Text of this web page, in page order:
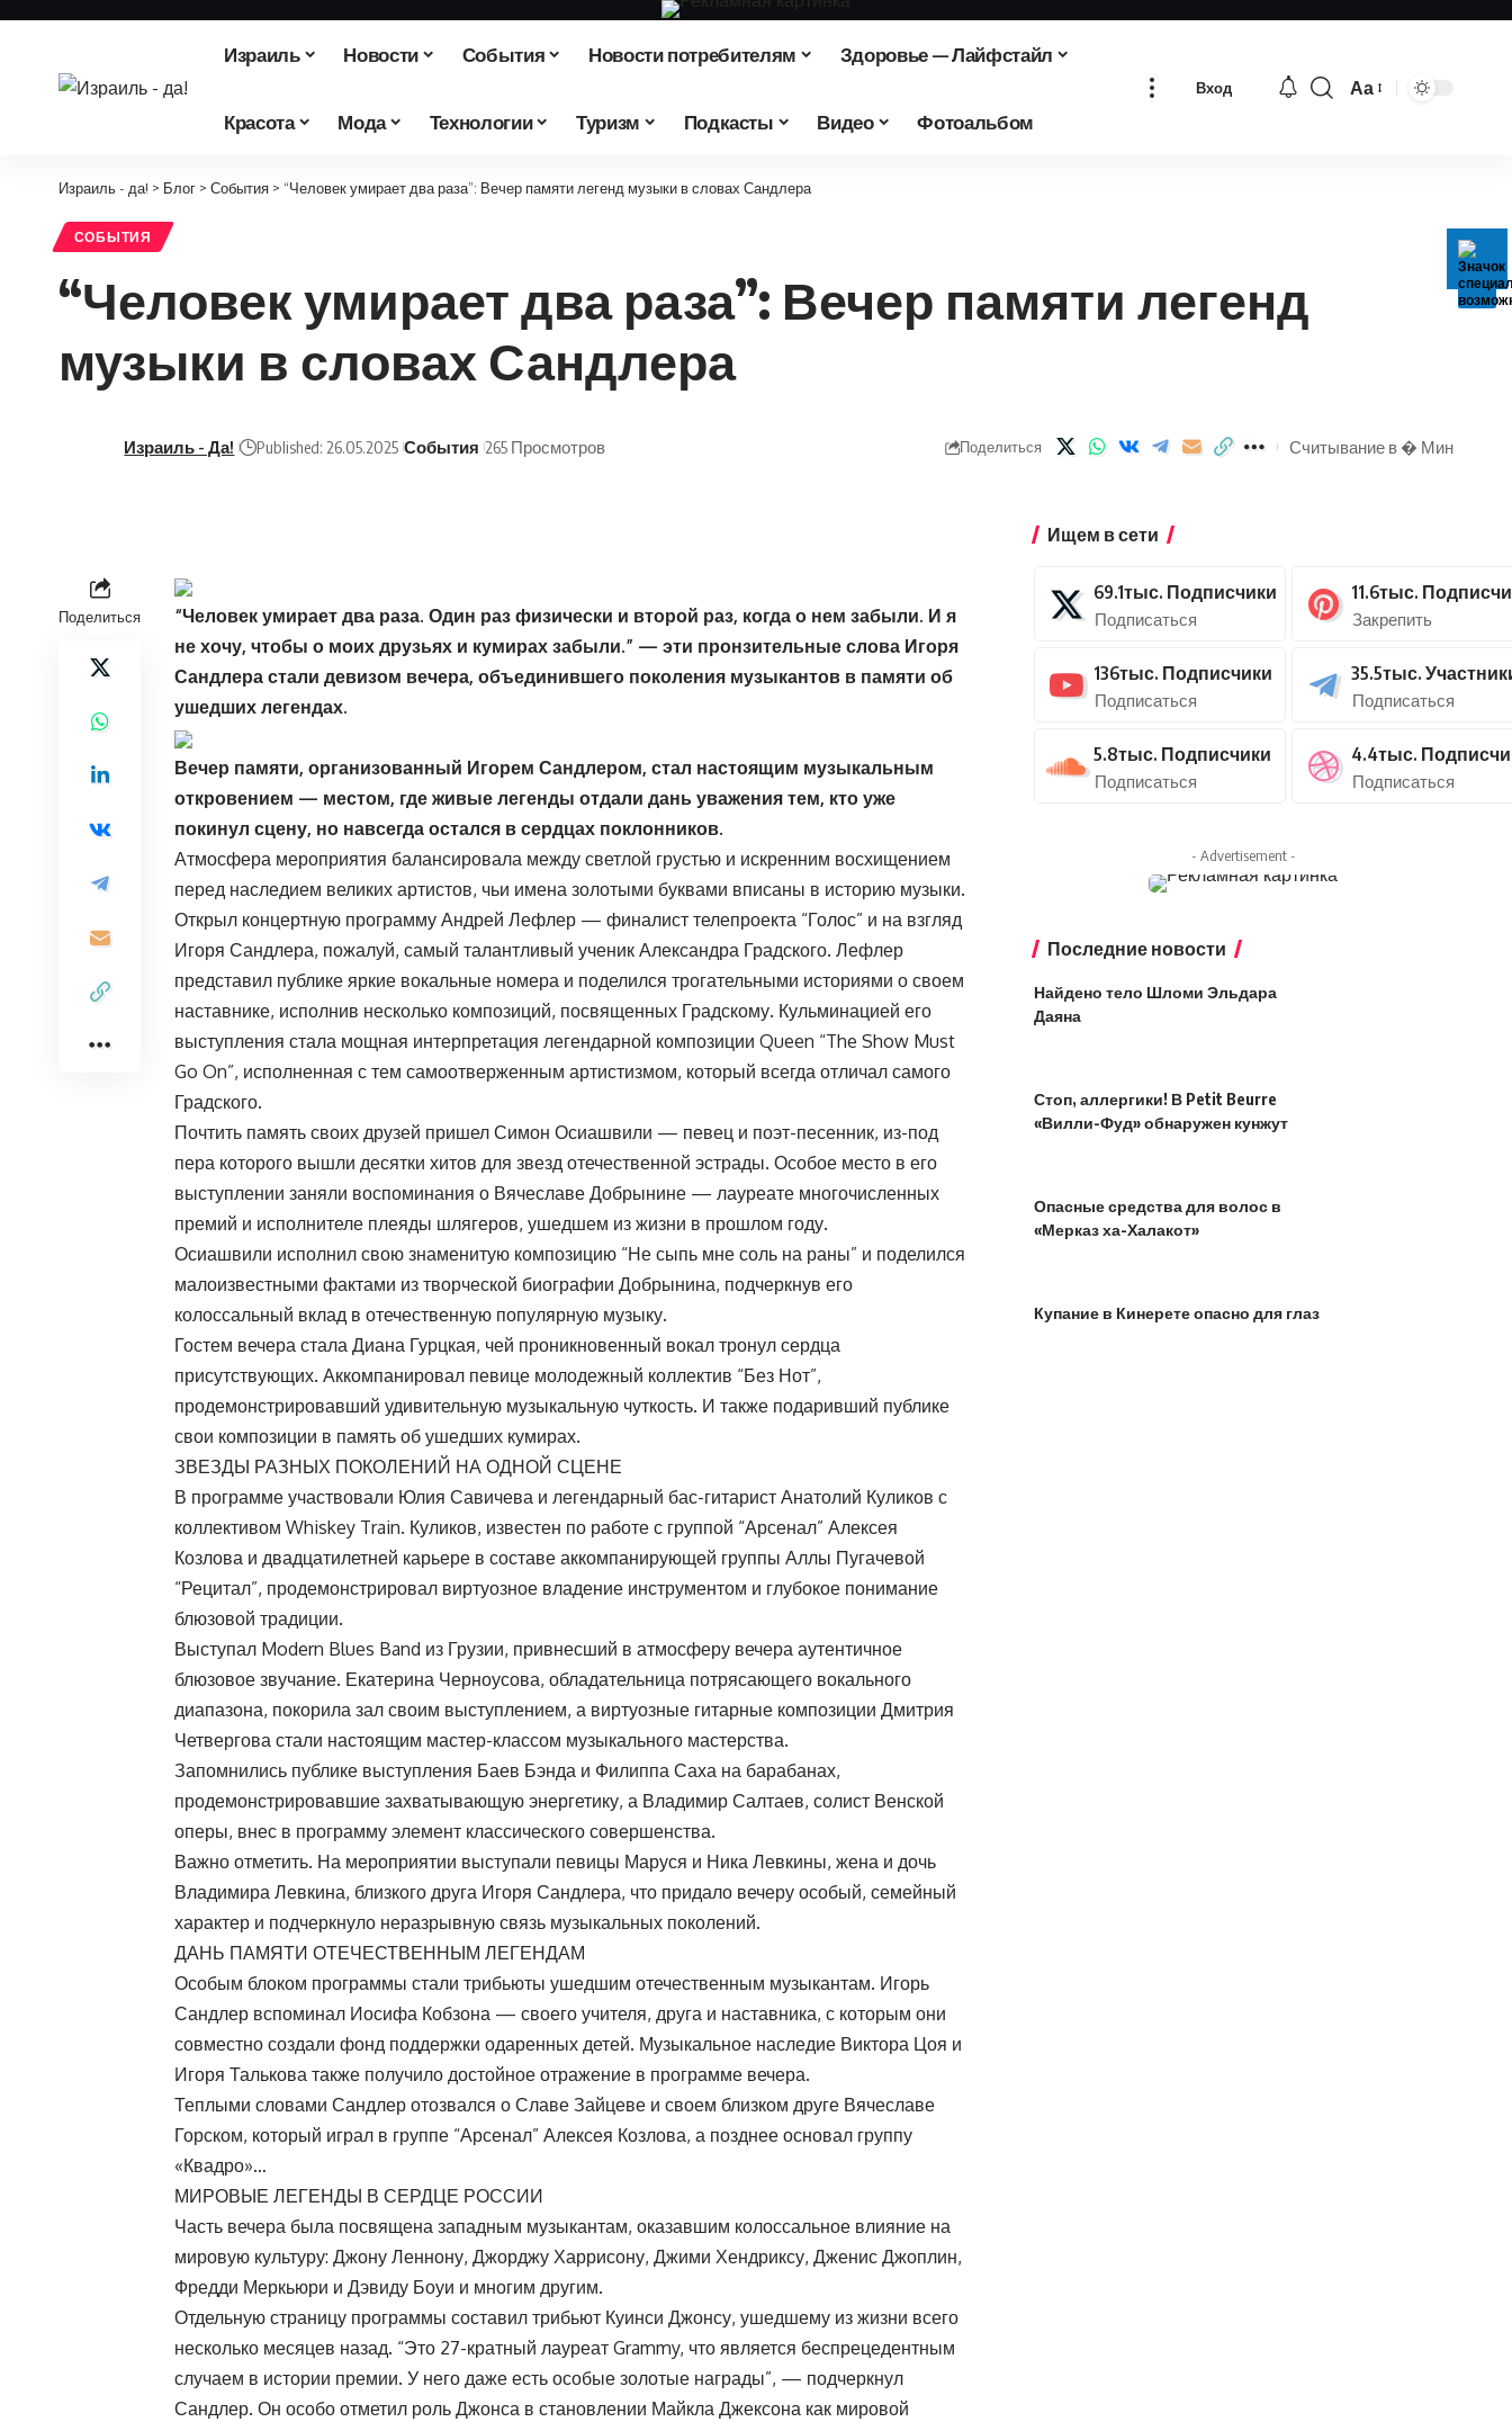
Израиль Новости События Новости потребителям Здоровье — Лайфстайл
Красота Мода Технологии Туризм Подкасты Видео Фотоальбом
Вход
Изменение
Аа
Израиль - да! > Блог > События > “Человек умирает два раза”: Вечер памяти легенд музыки в словах Сандлера
СОБЫТИЯ
“Человек умирает два раза”: Вечер памяти легенд
музыки в словах Сандлера
Израиль - Да! Published: 26.05.2025 События 265 Просмотров Поделиться Считывание в � Мин
Поделиться
“Человек умирает два раза. Один раз физически и второй раз, когда о нем забыли. И я
не хочу, чтобы о моих друзьях и кумирах забыли.” — эти пронзительные слова Игоря
Сандлера стали девизом вечера, объединившего поколения музыкантов в памяти об
ушедших легендах.
Вечер памяти, организованный Игорем Сандлером, стал настоящим музыкальным
откровением — местом, где живые легенды отдали дань уважения тем, кто уже
покинул сцену, но навсегда остался в сердцах поклонников.
Атмосфера мероприятия балансировала между светлой грустью и искренним восхищением
перед наследием великих артистов, чьи имена золотыми буквами вписаны в историю музыки.
Открыл концертную программу Андрей Лефлер — финалист телепроекта “Голос” и на взгляд
Игоря Сандлера, пожалуй, самый талантливый ученик Александра Градского. Лефлер
представил публике яркие вокальные номера и поделился трогательными историями о своем
наставнике, исполнив несколько композиций, посвященных Градскому. Кульминацией его
выступления стала мощная интерпретация легендарной композиции Queen “The Show Must
Go On”, исполненная с тем самоотверженным артистизмом, который всегда отличал самого
Градского.
Почтить память своих друзей пришел Симон Осиашвили — певец и поэт-песенник, из-под
пера которого вышли десятки хитов для звезд отечественной эстрады. Особое место в его
выступлении заняли воспоминания о Вячеславе Добрынине — лауреате многочисленных
премий и исполнителе плеяды шлягеров, ушедшем из жизни в прошлом году.
Осиашвили исполнил свою знаменитую композицию “Не сыпь мне соль на раны” и поделился
малоизвестными фактами из творческой биографии Добрынина, подчеркнув его
колоссальный вклад в отечественную популярную музыку.
Гостем вечера стала Диана Гурцкая, чей проникновенный вокал тронул сердца
присутствующих. Аккомпанировал певице молодежный коллектив “Без Нот”,
продемонстрировавший удивительную музыкальную чуткость. И также подаривший публике
свои композиции в память об ушедших кумирах.
ЗВЕЗДЫ РАЗНЫХ ПОКОЛЕНИЙ НА ОДНОЙ СЦЕНЕ
В программе участвовали Юлия Савичева и легендарный бас-гитарист Анатолий Куликов с
коллективом Whiskey Train. Куликов, известен по работе с группой “Арсенал” Алексея
Козлова и двадцатилетней карьере в составе аккомпанирующей группы Аллы Пугачевой
“Рецитал”, продемонстрировал виртуозное владение инструментом и глубокое понимание
блюзовой традиции.
Выступал Modern Blues Band из Грузии, привнесший в атмосферу вечера аутентичное
блюзовое звучание. Екатерина Черноусова, обладательница потрясающего вокального
диапазона, покорила зал своим выступлением, а виртуозные гитарные композиции Дмитрия
Четвергова стали настоящим мастер-классом музыкального мастерства.
Запомнились публике выступления Баев Бэнда и Филиппа Саха на барабанах,
продемонстрировавшие захватывающую энергетику, а Владимир Салтаев, солист Венской
оперы, внес в программу элемент классического совершенства.
Важно отметить. На мероприятии выступали певицы Маруся и Ника Левкины, жена и дочь
Владимира Левкина, близкого друга Игоря Сандлера, что придало вечеру особый, семейный
характер и подчеркнуло неразрывную связь музыкальных поколений.
ДАНЬ ПАМЯТИ ОТЕЧЕСТВЕННЫМ ЛЕГЕНДАМ
Особым блоком программы стали трибьюты ушедшим отечественным музыкантам. Игорь
Сандлер вспоминал Иосифа Кобзона — своего учителя, друга и наставника, с которым они
совместно создали фонд поддержки одаренных детей. Музыкальное наследие Виктора Цоя и
Игоря Талькова также получило достойное отражение в программе вечера.
Теплыми словами Сандлер отозвался о Славе Зайцеве и своем близком друге Вячеславе
Горском, который играл в группе “Арсенал” Алексея Козлова, а позднее основал группу
«Квадро»…
МИРОВЫЕ ЛЕГЕНДЫ В СЕРДЦЕ РОССИИ
Часть вечера была посвящена западным музыкантам, оказавшим колоссальное влияние на
мировую культуру: Джону Леннону, Джорджу Харрисону, Джими Хендриксу, Дженис Джоплин,
Фредди Меркьюри и Дэвиду Боуи и многим другим.
Отдельную страницу программы составил трибьют Куинси Джонсу, ушедшему из жизни всего
несколько месяцев назад. “Это 27-кратный лауреат Grammy, что является беспрецедентным
случаем в истории премии. У него даже есть особые золотые награды”, — подчеркнул
Сандлер. Он особо отметил роль Джонса в становлении Майкла Джексона как мировой
Ищем в сети
69.1тыс. Подписчики
Подписаться
11.6тыс.
Закрепить
136тыс. Подписчики
Подписаться
35.5тыс.
Подписаться
5.8тыс. Подписчики
Подписаться
4.4тыс.
Подписаться
- Advertisement -
Последние новости
Найдено тело Шломи Эльдара
Даяна
Стоп, аллергики! В Petit Beurre
«Вилли-Фуд» обнаружен кунжут
Опасные средства для волос в
«Мерказ ха-Халакот»
Купание в Кинерете опасно для глаз